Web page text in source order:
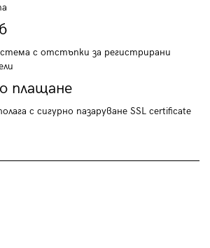
с отстъпки за регистрирани
плащане
с сигурно пазаруване SSL certificate